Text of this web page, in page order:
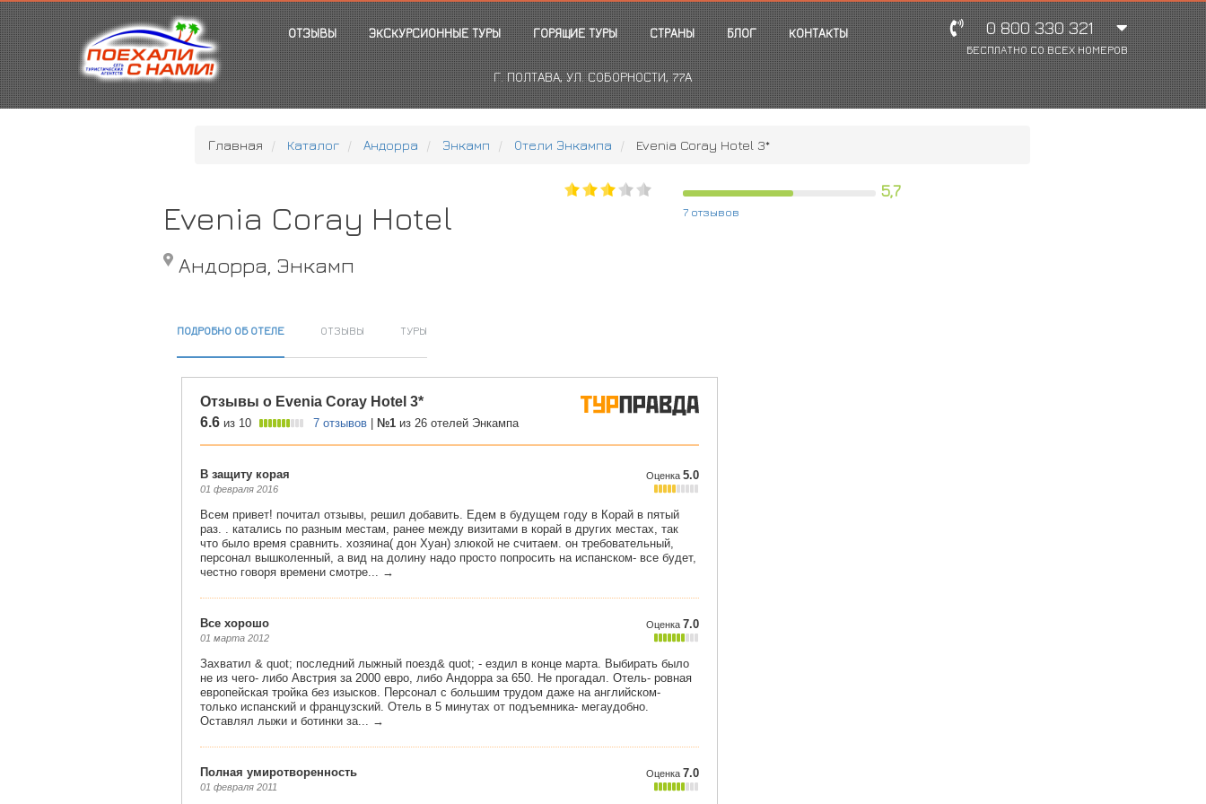
ОТЗЫВЫ ЭКСКУРСИОННЫЕ ТУРЫ ГОРЯЩИЕ ТУРЫ СТРАНЫ БЛОГ КОНТАКТЫ
Г. ПОЛТАВА, УЛ. СОБОРНОСТИ, 77А
0 800 330 321
БЕСПЛАТНО СО ВСЕХ НОМЕРОВ
Главная Каталог Андорра Энкамп Отели Энкампа Evenia Coray Hotel 3*
Evenia Coray Hotel
Андорра, Энкамп
5,7
7 отзывов
ПОДРОБНО ОБ ОТЕЛЕ ОТЗЫВЫ ТУРЫ